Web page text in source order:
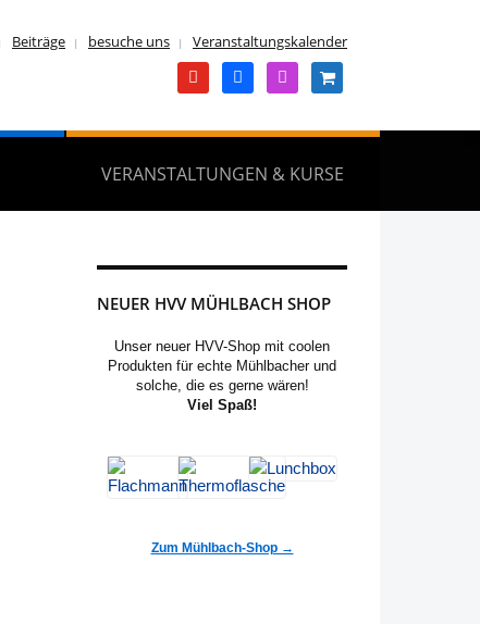
Beiträge besuche uns Veranstaltungskalender
youtubefacebookinstagramshopping-
VERANSTALTUNGEN & KURSE
NEUER HVV MÜHLBACH SHOP
Unser neuer HVV-Shop mit coolen
Produkten für echte Mühlbacher und
solche, die es gerne wären!
Viel Spaß!
Zum Mühlbach-Shop →